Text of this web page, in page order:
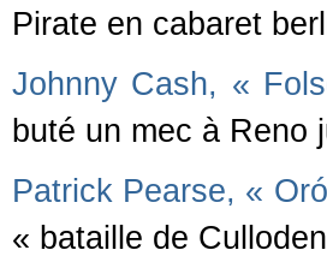
Pirate en cabaret
Johnny Cash, «
buté un mec à Reno
Patrick Pearse, «
« bataille de